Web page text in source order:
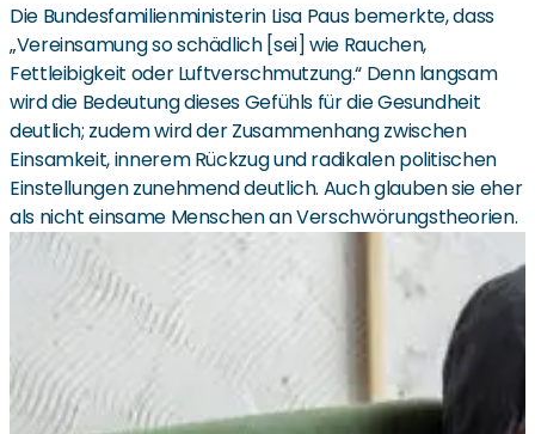
Die Bundesfamilienministerin Lisa Paus bemerkte, dass
„Vereinsamung so schädlich [sei] wie Rauchen,
Fettleibigkeit oder Luftverschmutzung.“ Denn langsam
wird die Bedeutung dieses Gefühls für die Gesundheit
deutlich; zudem wird der Zusammenhang zwischen
Einsamkeit, innerem Rückzug und radikalen politischen
Einstellungen zunehmend deutlich. Auch glauben sie eher
als nicht einsame Menschen an Verschwörungstheorien.